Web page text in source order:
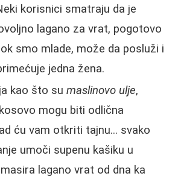
korisnici smatraju da je
lagano za vrat, pogotovo
smo mlade, može da posluži i
jedna žena.
kao što su maslinovo ulje,
mogu biti odlična
ću vam otkriti tajnu... svako
umoči supenu kašiku u
lagano vrat od dna ka